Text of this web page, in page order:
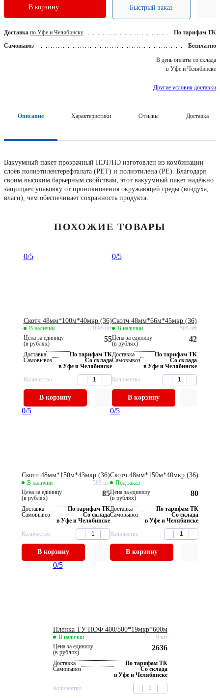
В корзину Быстрый заказ
Доставка по Уфе и Челябинску
По тарифам ТК
Самовывоз
Бесплатно
В день оплаты со склада
в Уфе и Челябинске
Другие условия доставки
Описание Характеристики Отзывы Доставка
Вакуумный пакет прозрачный ПЭТ/ПЭ изготовлен из комбинации
слоёв полиэтилентерефталата (PET) и полиэтилена (PE). Благодаря
своим высоким барьерным свойствам, этот вакуумный пакет надёжно
защищает упаковку от проникновения окружающей среды (воздуха,
влаги), чем обеспечивает сохранность продукта.
ПОХОЖИЕ ТОВАРЫ
0/5
Скотч 48мм*100м*40мкр (36)
В наличии
1895 шт
Цена за единицу
(в рублях)
55
Доставка
По тарифам ТК
Самовывоз
Со склада
в Уфе и Челябинске
Количество
В корзину
0/5
Скотч 48мм*66м*45мкр (36)
В наличии
505 шт
Цена за единицу
(в рублях)
42
Доставка
По тарифам ТК
Самовывоз
Со склада
в Уфе и Челябинске
Количество
В корзину
0/5
Скотч 48мм*150м*43мкр (36)
В наличии
589 шт
Цена за единицу
(в рублях)
85
Доставка
По тарифам ТК
Самовывоз
Со склада
в Уфе и Челябинске
Количество
В корзину
0/5
Скотч 48мм*150м*40мкр (36)
Под заказ
Цена за единицу
(в рублях)
80
Доставка
По тарифам ТК
Самовывоз
Со склада
в Уфе и Челябинске
Количество
В корзину
0/5
Пленка ТУ ПОФ 400/800*19мкр*600м
В наличии
9 шт
Цена за единицу
(в рублях)
2636
Доставка
По тарифам ТК
Самовывоз
Со склада
в Уфе и Челябинске
Количество